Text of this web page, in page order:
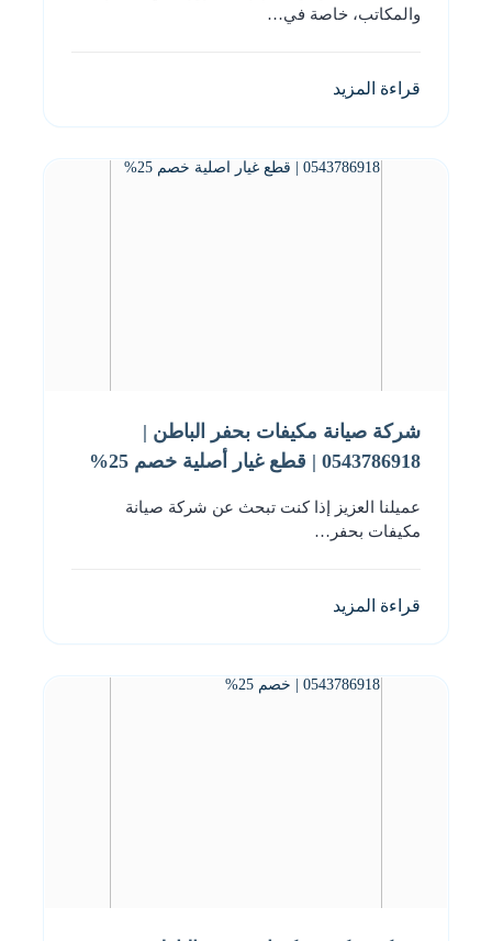
والمكاتب، خاصة في…
قراءة المزيد
شركة صيانة مكيفات بحفر الباطن |
0543786918 | قطع غيار أصلية خصم 25%
عميلنا العزيز إذا كنت تبحث عن شركة صيانة
مكيفات بحفر…
قراءة المزيد